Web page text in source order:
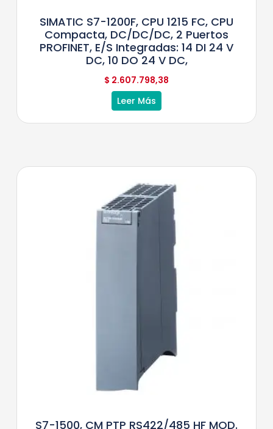
SIMATIC S7-1200F, CPU 1215 FC, CPU
Compacta, DC/DC/DC, 2 Puertos
PROFINET, E/S Integradas: 14 DI 24 V
DC, 10 DO 24 V DC,
$ 2.607.798,38
Leer Más
S7-1500, CM PTP RS422/485 HF MOD.